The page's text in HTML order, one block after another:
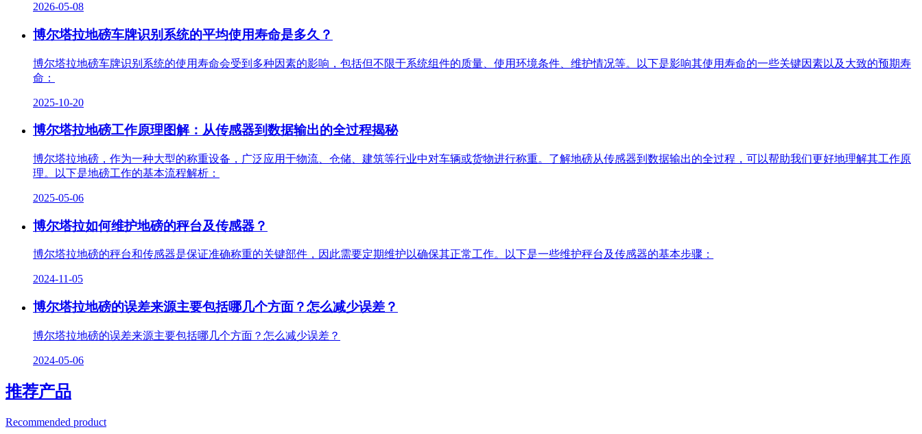
2026-05-08
博尔塔拉地磅车牌识别系统的平均使用寿命是多久？
博尔塔拉地磅车牌识别系统的使用寿命会受到多种因素的影响，包括但不限于系统组件的质量、使用环境条件、维护情况等。以下是影响其使用寿命的一些关键因素以及大致的预期寿
命：
2025-10-20
博尔塔拉地磅工作原理图解：从传感器到数据输出的全过程揭秘
博尔塔拉地磅，作为一种大型的称重设备，广泛应用于物流、仓储、建筑等行业中对车辆或货物进行称重。了解地磅从传感器到数据输出的全过程，可以帮助我们更好地理解其工作原
理。以下是地磅工作的基本流程解析：
2025-05-06
博尔塔拉如何维护地磅的秤台及传感器？
博尔塔拉地磅的秤台和传感器是保证准确称重的关键部件，因此需要定期维护以确保其正常工作。以下是一些维护秤台及传感器的基本步骤：
2024-11-05
博尔塔拉地磅的误差来源主要包括哪几个方面？怎么减少误差？
博尔塔拉地磅的误差来源主要包括哪几个方面？怎么减少误差？
2024-05-06
推荐产品
Recommended product